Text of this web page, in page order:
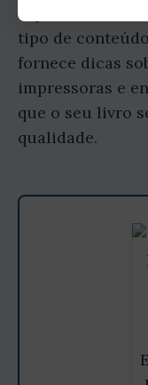
especificar o
tipo de
fornece dicas
impressoras e
que o seu livro
qualidade.